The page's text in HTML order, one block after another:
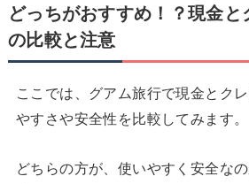
どっちがおすすめ！？現金と
の比較と注意
ここでは、グアム旅行で現金とク
やすさや安全性を比較してみます。
どちらの方が、使いやすく安全な